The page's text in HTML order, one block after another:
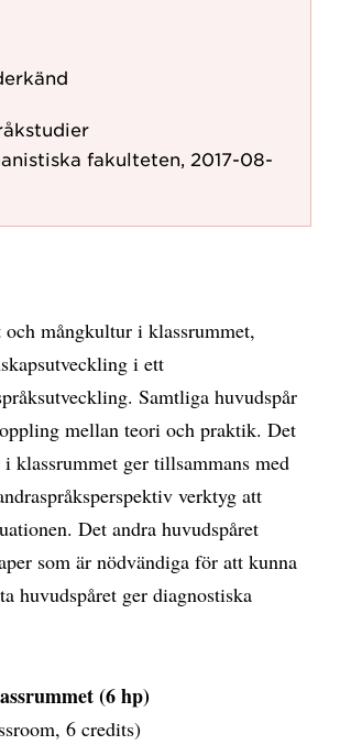
fakulteten, 2017-08-
mångkultur i klassrummet,
i ett
Samtliga huvudspår
mellan teori och praktik. Det
klassrummet ger tillsammans med
verktyg att
Det andra huvudspåret
som är nödvändiga för att kunna
huvudspåret ger diagnostiska
(6 hp)
6 credits)